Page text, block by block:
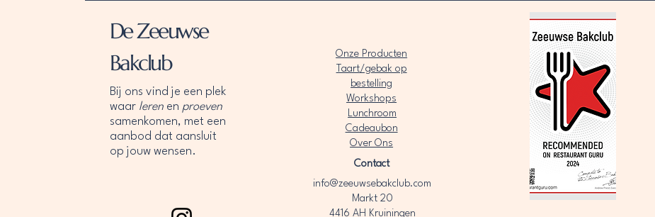
De Zeeuwse
Bakclub
Bij ons vind je een plek
waar leren en proeven
samenkomen, met een
aanbod dat aansluit
op jouw wensen.
Onze Producten
Taart/gebak op
bestelling
Workshops
Lunchroom
Cadeaubon
Over Ons​
Contact
info@zeeuwsebakclub.com
Markt 20
4416 AH Kruiningen